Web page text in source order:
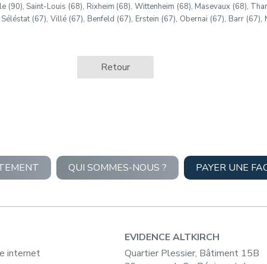
(90), Saint-Louis (68), Rixheim (68), Wittenheim (68), Masevaux (68),
(67), Villé (67), Benfeld (67), Erstein (67), Obernai (67), Barr
Retour
QUI SOMMES-NOUS ? PAYER UNE
internet
EVIDENCE ALTKIRCH
Quartier Plessier, Bâtiment 15B